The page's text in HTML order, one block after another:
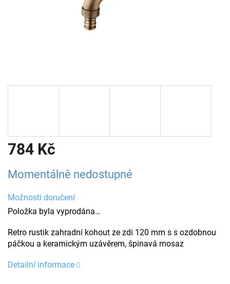
784 Kč
cena:
Momentálně nedostupné
Možnosti doručení
Položka byla vyprodána…
Retro rustik zahradní kohout ze zdi 120 mm s s ozdobnou
páčkou a keramickým uzávěrem, špinavá mosaz
Detailní informace